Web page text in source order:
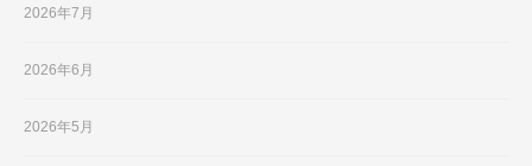
2026年7月
2026年6月
2026年5月